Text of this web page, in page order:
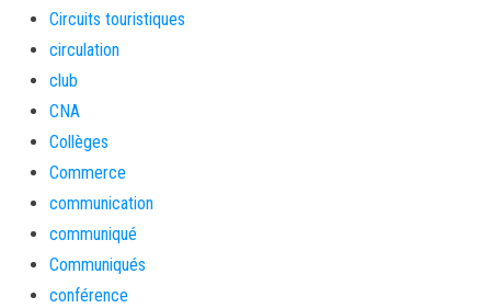
Circuits touristiques
circulation
club
CNA
Collèges
Commerce
communication
communiqué
Communiqués
conférence